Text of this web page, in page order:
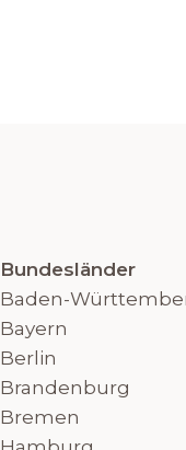
Bundesländer
Baden-
Bayern
Berlin
Brandenburg
Bremen